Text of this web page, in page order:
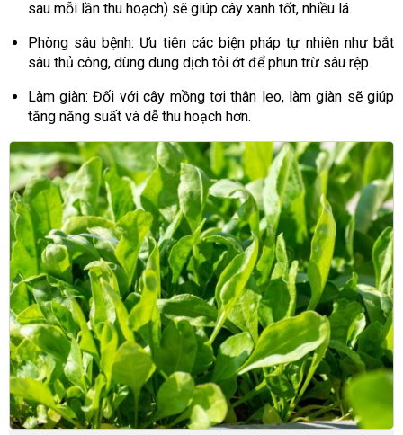
sau mỗi lần thu hoạch) sẽ giúp cây xanh tốt, nhiều lá.
Phòng sâu bệnh: Ưu tiên các biện pháp tự nhiên như bắt
sâu thủ công, dùng dung dịch tỏi ớt để phun trừ sâu rệp.
Làm giàn: Đối với cây mồng tơi thân leo, làm giàn sẽ giúp
tăng năng suất và dễ thu hoạch hơn.